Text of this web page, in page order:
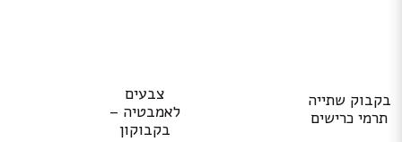
בקבוק שתייה
תרמי כרישים
צבעים
לאמבטיה –
בקבוקון